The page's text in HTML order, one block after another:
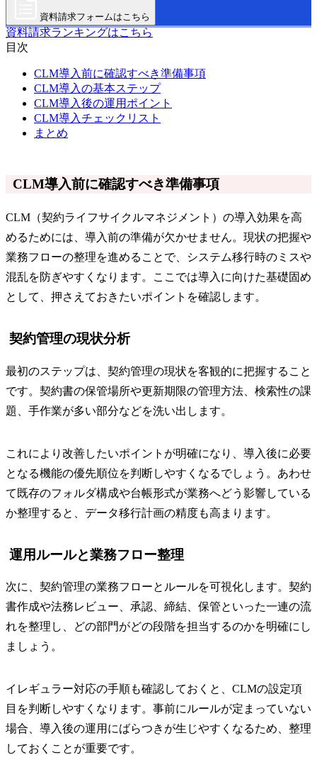
資料請求フォームはこちら
資料請求ランキングはこちら
目次
CLM導入前に確認すべき準備事項
CLM導入の基本ステップ
CLM導入後の運用ポイント
CLM導入チェックリスト
まとめ
CLM導入前に確認すべき準備事項
CLM（契約ライフサイクルマネジメント）の導入効果を高
めるためには、導入前の準備が欠かせません。現状の把握や
業務フローの整理を進めることで、システム移行時のミスや
混乱を防ぎやすくなります。ここでは導入に向けた基礎固め
として、押さえておきたいポイントを確認します。
契約管理の現状分析
最初のステップは、契約管理の現状を客観的に把握すること
です。契約書の保管場所や更新期限の管理方法、検索性の課
題、手作業が多い部分などを洗い出します。
これにより改善したいポイントが明確になり、導入後に必要
となる機能の優先順位を判断しやすくなるでしょう。あわせ
て既存のフォルダ構成や台帳形式が業務へどう影響している
か整理すると、データ移行計画の精度も高まります。
運用ルールと業務フロー整理
次に、契約管理の業務フローとルールを可視化します。契約
書作成や法務レビュー、承認、締結、保管といった一連の流
れを整理し、どの部門がどの段階を担当するのかを明確にし
ましょう。
イレギュラー対応の手順も確認しておくと、CLMの設定項
目を判断しやすくなります。事前にルールが定まっていない
場合、導入後の運用にばらつきが生じやすくなるため、整理
しておくことが重要です。